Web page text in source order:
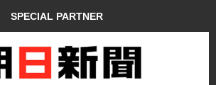
SPECIAL PARTNER